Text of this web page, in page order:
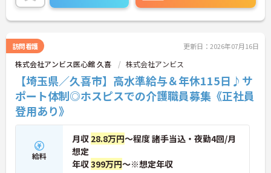
訪問看護 更新日：2026年07月16日
株式会社アンビス医心館 久喜 株式会社アンビス
【埼玉県／久喜市】高水準給与＆年休115日♪サ
ポート体制◎ホスピスでの介護職員募集《正社員
登用あり》
給料
月収 28.8万円～程度 諸手当込・夜勤4回/月
想定
年収399万円～※想定年収